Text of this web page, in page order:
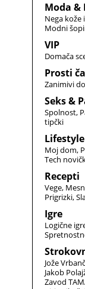
Moda &
Nega kože
Modni
VIP
Domača
Prosti
Zanimivi
Seks &
Spolnost
tipčki
Lifestyle
Moj dom
Tech
Recepti
Vege
Prigrizki
Igre
Logične
Jože
Jakob
Zavod